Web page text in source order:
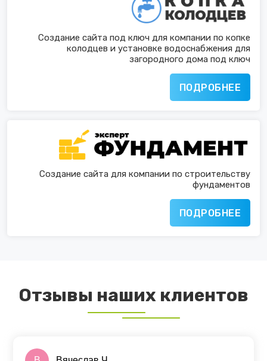
Создание сайта под ключ для компании по копке
колодцев и установке водоснабжения для
загородного дома под ключ
ПОДРОБНЕЕ
Создание сайта для компании по строительству
фундаментов
ПОДРОБНЕЕ
Отзывы наших клиентов